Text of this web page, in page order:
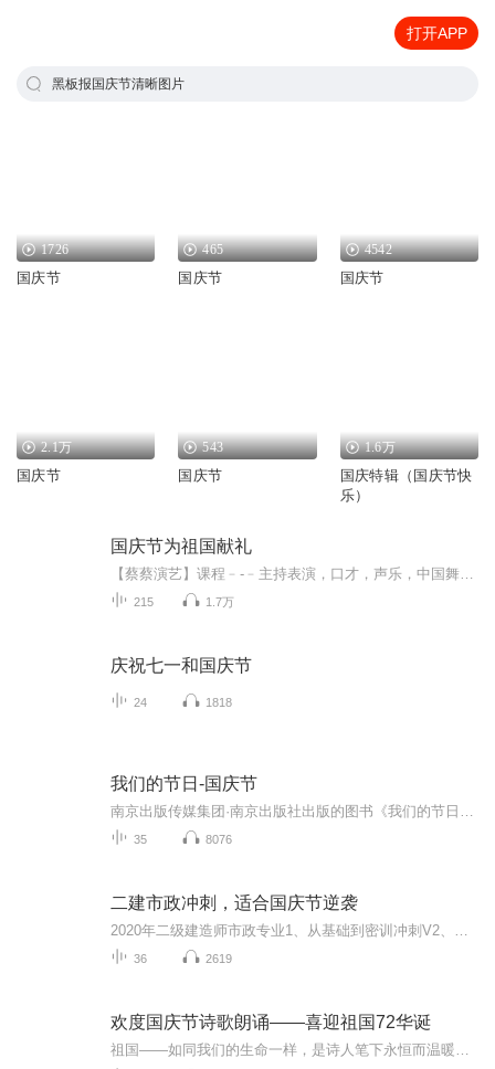
打开APP
黑板报国庆节清晰图片
1726
国庆节
465
国庆节
4542
国庆节
2.1万
国庆节
543
国庆节
1.6万
国庆特辑（国庆节快
乐）
国庆节为祖国献礼
215 1.7万
庆祝七一和国庆节
24 1818
我们的节日-国庆节
35 8076
二建市政冲刺，适合国庆节逆袭
36 2619
欢度国庆节诗歌朗诵——喜迎祖国72华诞